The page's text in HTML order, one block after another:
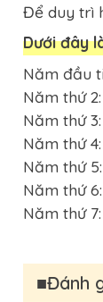
Để duy trì
Dưới đây
Năm đầu
Năm thứ
Năm thứ
Năm thứ
Năm thứ
Năm thứ
Năm thứ
■Đánh